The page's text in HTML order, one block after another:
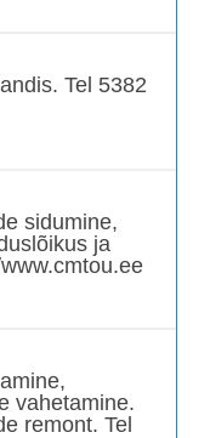
Tel 5382
sidumine,
ja
vahetamine.
remont. Tel